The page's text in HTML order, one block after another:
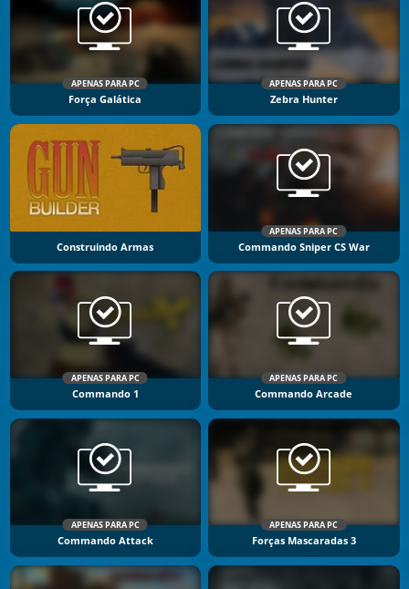
APENAS PARA PC
Força Galática
APENAS PARA PC
Zebra Hunter
Construindo Armas
APENAS PARA PC
Commando Sniper CS War
APENAS PARA PC
Commando 1
APENAS PARA PC
Commando Arcade
APENAS PARA PC
Commando Attack
APENAS PARA PC
Forças Mascaradas 3